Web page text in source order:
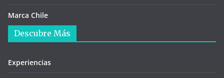
Marca Chile
Descubre Más
Experiencias